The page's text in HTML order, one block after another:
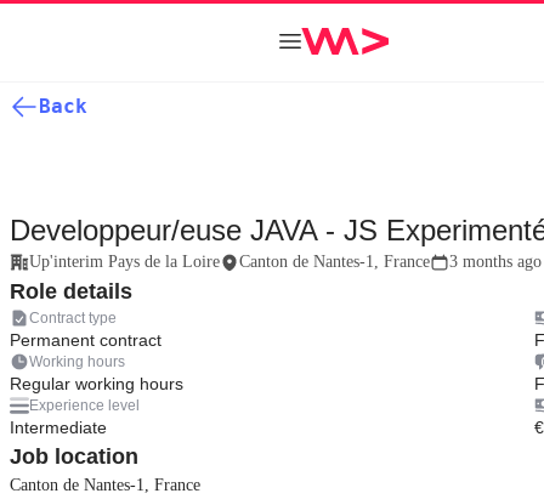
Back
Developpeur/euse JAVA - JS
Up'interim Pays de la Loire Canton de Nantes-1, France 3 months ago
Role details
Contract type
Permanent contract
Working hours
Regular working hours
Experience level
Intermediate
Job location
Canton de Nantes-1, France